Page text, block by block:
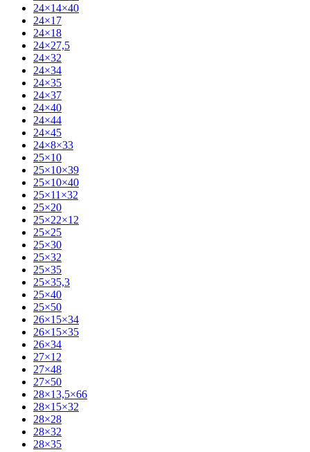
24×14×40
24×17
24×18
24×27,5
24×32
24×34
24×35
24×37
24×40
24×44
24×45
24×8×33
25×10
25×10×39
25×10×40
25×11×32
25×20
25×22×12
25×25
25×30
25×32
25×35
25×35,3
25×40
25×50
26×15×34
26×15×35
26×34
27×12
27×48
27×50
28×13,5×66
28×15×32
28×28
28×32
28×35